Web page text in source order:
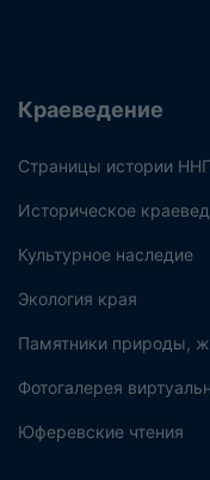
Краеведение
Страницы истории
Историческое
Культурное наследие
Экология края
Памятники природы,
Фотогалерея
Юферевские чтения